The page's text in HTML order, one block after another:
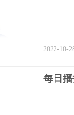
2022-10-